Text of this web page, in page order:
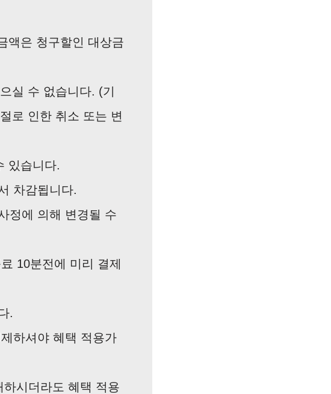
액은 청구할인 대상금
실 수 없습니다. (기
로 인한 취소 또는 변
있습니다.
차감됩니다.
정에 의해 변경될 수
10분전에 미리 결제
.
하셔야 혜택 적용가
시더라도 혜택 적용